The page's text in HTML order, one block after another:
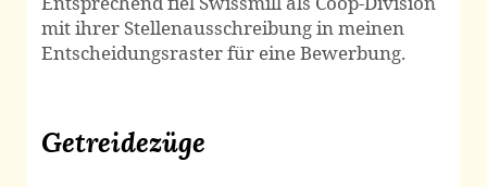
mit ihrer Stellen­ausschreibung in meinen
Entscheidungs­raster für eine Bewerbung.
Getreidezüge